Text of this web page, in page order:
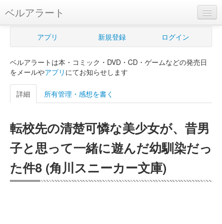
ベルアラート
ベルアラートとは
新規登録
ログイン
購入管理
Myシェルフ
プレミアム
アプリ 新規登録 ログイン
ベルアラートは本・コミック・DVD・CD・ゲームなどの発売日
をメールやアプリ にてお知らせします
詳細 所有管理・感想を書く
転校先の清楚可憐な美少女が、昔男
子と思って一緒に遊んだ幼馴染だっ
た件8 (角川スニーカー文庫)